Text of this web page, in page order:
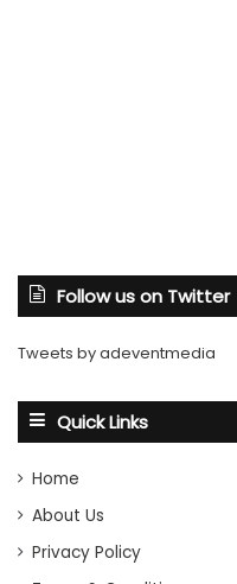
Follow us on Twitter
Tweets by adeventmedia
Quick Links
Home
About Us
Privacy Policy